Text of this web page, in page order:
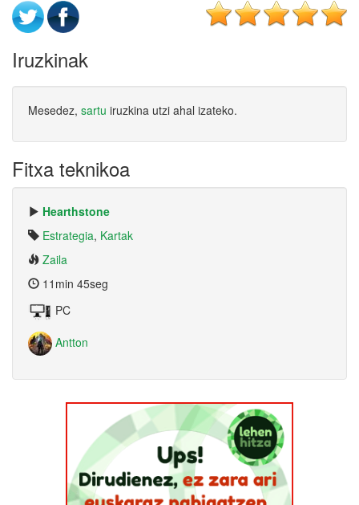
Iruzkinak
Mesedez, sartu iruzkina utzi ahal izateko.
Fitxa teknikoa
Hearthstone
Estrategia, Kartak
Zaila
11min 45seg
PC
Antton